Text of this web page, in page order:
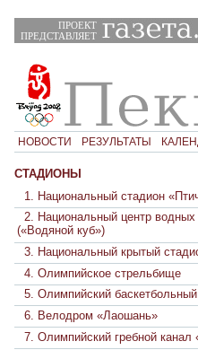
ПРОЕКТ
ПРЕДСТАВЛЯЕТ
НОВОСТИ РЕЗУЛЬТАТЫ
СТАДИОНЫ
1. Национальный стадион
2. Национальный центр водных
(«Водяной куб»)
3. Национальный крытый
4. Олимпийское стрельбище
5. Олимпийский
6. Велодром «Лаошань»
7. Олимпийский гребной канал